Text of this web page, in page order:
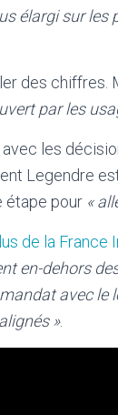
élargi sur les
des chiffres.
par les
avec les
Legendre
étape pour «
de la France
en-dehors
avec le
».